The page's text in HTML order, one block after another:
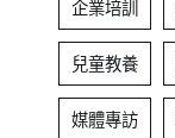
企業培訓
兒童教養
媒體專訪